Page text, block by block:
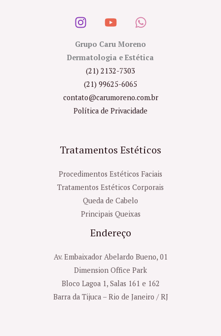
Grupo Caru Moreno
Dermatologia e Estética
(21) 2132-7303
(21) 99625-6065
contato@carumoreno.com.br
Política de Privacidade
Tratamentos Estéticos
Procedimentos Estéticos Faciais
Tratamentos Estéticos Corporais
Queda de Cabelo
Principais Queixas
Endereço
Av. Embaixador Abelardo Bueno, 01
Dimension Office Park
Bloco Lagoa 1, Salas 161 e 162
Barra da Tijuca – Rio de Janeiro / RJ